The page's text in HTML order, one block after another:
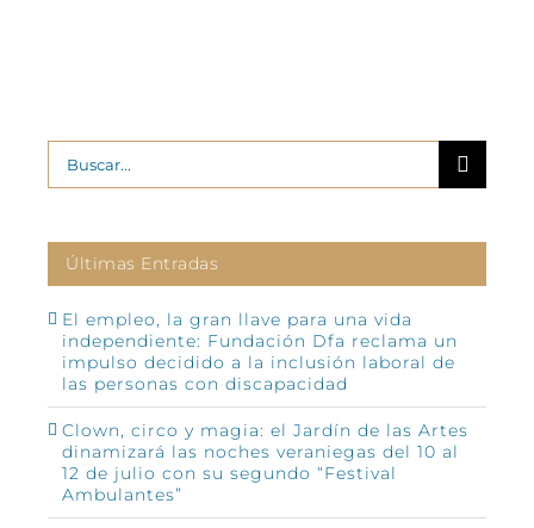
Buscar:
Últimas Entradas
El empleo, la gran llave para una vida
independiente: Fundación Dfa reclama un
impulso decidido a la inclusión laboral de
las personas con discapacidad
Clown, circo y magia: el Jardín de las Artes
dinamizará las noches veraniegas del 10 al
12 de julio con su segundo “Festival
Ambulantes”